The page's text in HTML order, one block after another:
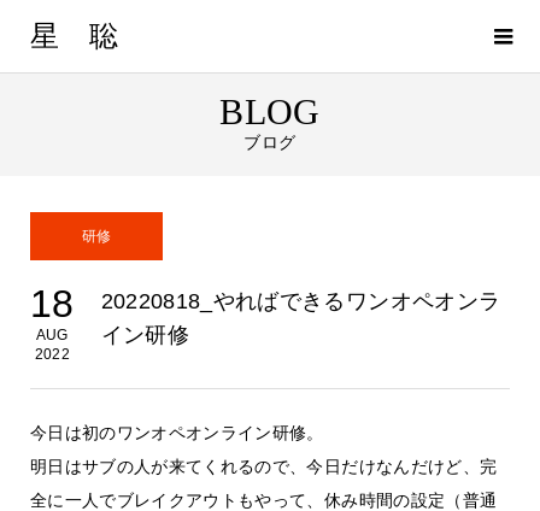
星 聡
BLOG
ブログ
研修
18
AUG
2022
20220818_やればできるワンオペオンラ
イン研修
今日は初のワンオペオンライン研修。
明日はサブの人が来てくれるので、今日だけなんだけど、完
全に一人でブレイクアウトもやって、休み時間の設定（普通